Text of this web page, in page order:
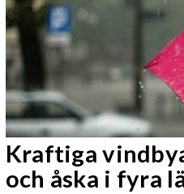
Kraftiga
och åska i fyra